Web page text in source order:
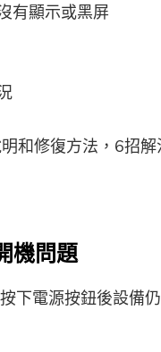
有顯示或黑屏
和修復方法，6招
機問題
下電源按鈕後設備